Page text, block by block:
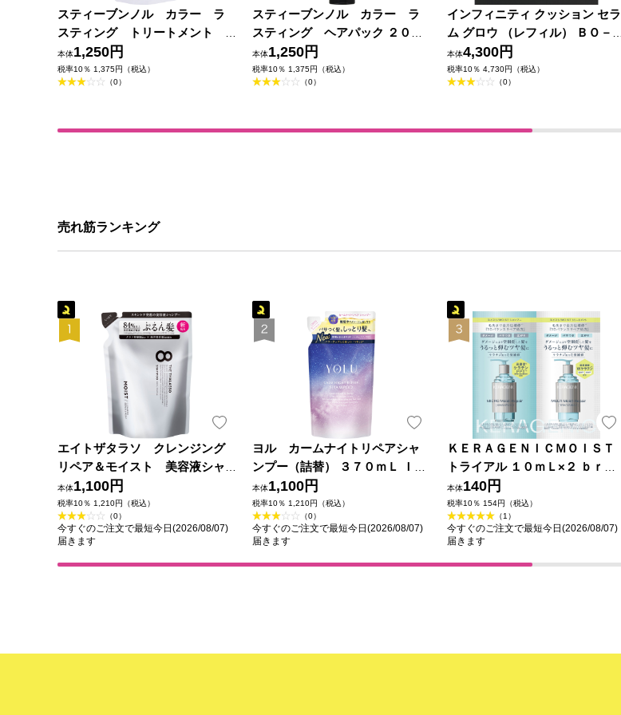
スティーブンノル カラー ラ
スティング トリートメント
（詰め替え用） ３８０ｍＬ コー
セー
本体1,250円
税率10％ 1,375円（税込）
（0）
スティーブンノル カラー ラ
スティング ヘアパック ２００
ｇ コーセー
本体1,250円
税率10％ 1,375円（税込）
（0）
インフィニティ クッション セラ
ム グロウ （レフィル） ＢＯ－３
１０ ベージュオークル １２ｇ コ
ーセー
本体4,300円
税率10％ 4,730円（税込）
（0）
売れ筋ランキング
エイトザタラソ クレンジング
リペア＆モイスト 美容液シャ
ンプー詰替 ４００ｍｌ ステラシ
ード
本体1,100円
税率10％ 1,210円（税込）
（0）
今すぐのご注文で最短今日(2026/08/07)
届きます
ヨル カームナイトリペアシャ
ンプー（詰替） ３７０ｍＬ Ｉ－
ｎｅ
本体1,100円
税率10％ 1,210円（税込）
（0）
今すぐのご注文で最短今日(2026/08/07)
届きます
ＫＥＲＡＧＥＮＩＣＭＯＩＳＴ
トライアル １０ｍＬ×２ ｂｒｉ
ｄｇｅ
本体140円
税率10％ 154円（税込）
（1）
今すぐのご注文で最短今日(2026/08/07)
届きます